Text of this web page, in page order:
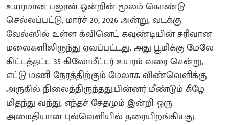
உயரமான பலூன் ஒன்றின் மூலம் கொண்டு
செல்லப்பட்டு, மார்ச் 20, 2026 அன்று, வடக்கு
வேல்ஸில் உள்ள க்வினெட் கவுண்டியின் சரிவான
மலைகளிலிருந்து ஏவப்பட்டது. அது பூமிக்கு மேலே
கிட்டத்தட்ட 35 கிலோமீட்டர் உயரம் வரை சென்று,
எட்டு மணி நேரத்திற்கும் மேலாக விண்வெளிக்கு
அருகில் நிலைத்திருந்தது.பின்னர் மீண்டும் கீழே
மிதந்து வந்து, எந்தச் சேதமும் இன்றி ஒரு
அமைதியான புல்வெளியில் தரையிறங்கியது.